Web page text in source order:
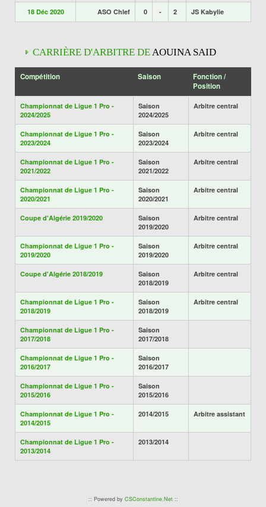
18 Déc 2020 ASO Chlef 0 - 2 JS Kabylie
CARRIÈRE D'ARBITRE DEAOUINA SAID
Compétition Saison
Fonction /
Position
Championnat de Ligue 1 Pro -
2024/2025
Saison
2024/2025
Arbitre central
Championnat de Ligue 1 Pro -
2023/2024
Saison
2023/2024
Arbitre central
Championnat de Ligue 1 Pro -
2021/2022
Saison
2021/2022
Arbitre central
Championnat de Ligue 1 Pro -
2020/2021
Saison
2020/2021
Arbitre central
Coupe d'Algérie 2019/2020
Saison
2019/2020
Arbitre central
Championnat de Ligue 1 Pro -
2019/2020
Saison
2019/2020
Arbitre central
Coupe d'Algérie 2018/2019
Saison
2018/2019
Arbitre central
Championnat de Ligue 1 Pro -
2018/2019
Saison
2018/2019
Arbitre central
Championnat de Ligue 1 Pro -
2017/2018
Saison
2017/2018
Championnat de Ligue 1 Pro -
2016/2017
Saison
2016/2017
Championnat de Ligue 1 Pro -
2015/2016
Saison
2015/2016
Championnat de Ligue 1 Pro -
2014/2015
2014/2015 Arbitre assistant
Championnat de Ligue 1 Pro -
2013/2014
2013/2014
:: Powered by CSConstantine.Net::